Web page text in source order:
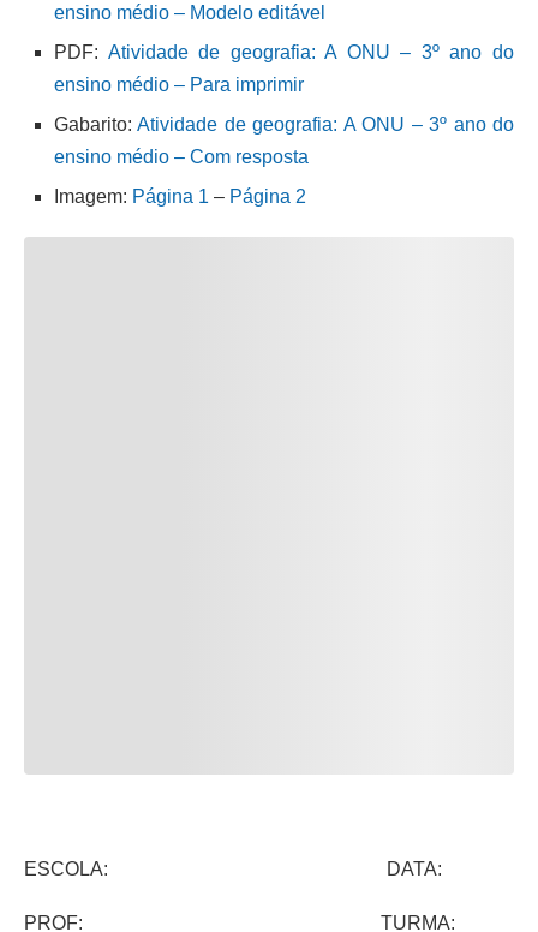
ensino médio – Modelo editável
PDF: Atividade de geografia: A ONU – 3º ano do
ensino médio – Para imprimir
Gabarito:Atividade de geografia: A ONU – 3º ano do
ensino médio – Com resposta
Imagem: Página 1 – Página 2
ESCOLA: DATA:
PROF: TURMA: